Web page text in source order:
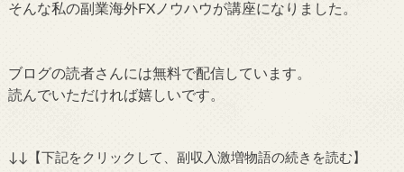
そんな私の副業海外FXノウハウが講座になりました。
ブログの読者さんには無料で配信しています。
読んでいただければ嬉しいです。
↓↓【下記をクリックして、副収入激増物語の続きを読む】